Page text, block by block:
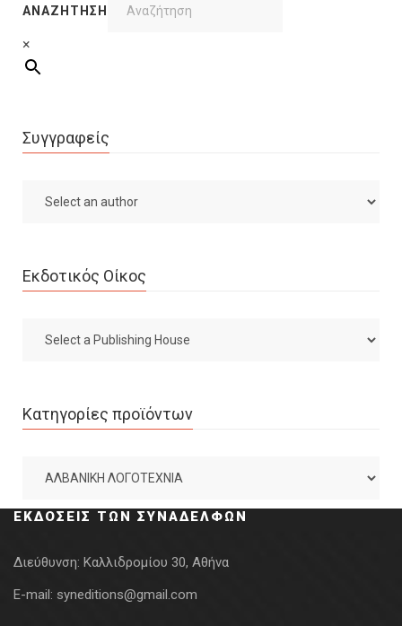
ΑΝΑΖΉΤΗΣΗ
×
Συγγραφείς
Εκδοτικός Οίκος
Κατηγορίες προϊόντων
ΕΚΔΌΣΕΙΣ ΤΩΝ ΣΥΝΑΔΈΛΦΩΝ
Διεύθυνση: Καλλιδρομίου 30, Αθήνα
E-mail: syneditions@gmail.com